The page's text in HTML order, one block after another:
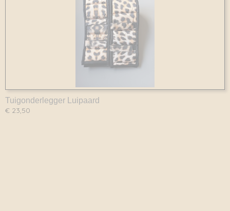
Tuigonderlegger Luipaard
€ 23,50